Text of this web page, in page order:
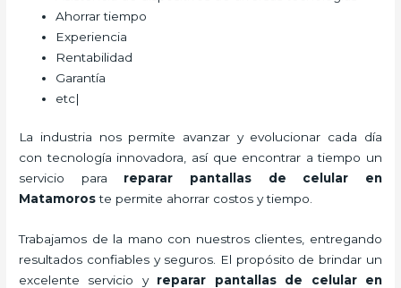
Ahorrar tiempo
Experiencia
Rentabilidad
Garantía
etc|
La industria nos permite avanzar y evolucionar cada día
con tecnología innovadora, así que encontrar a tiempo un
servicio para reparar pantallas de celular en
Matamoroste permite ahorrar costos y tiempo.
Trabajamos de la mano con nuestros clientes, entregando
resultados confiables y seguros. El propósito de brindar un
excelente servicio y reparar pantallas de celularen